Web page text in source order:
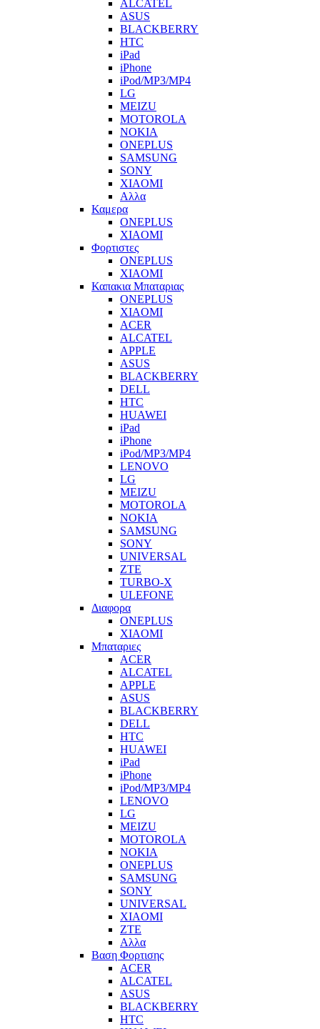
ALCATEL
ASUS
BLACKBERRY
HTC
iPad
iPhone
iPod/MP3/MP4
LG
MEIZU
MOTOROLA
NOKIA
ONEPLUS
SAMSUNG
SONY
XIAOMI
Αλλα
Καμερα
ONEPLUS
XIAOMI
Φορτιστες
ONEPLUS
XIAOMI
Καπακια Μπαταριας
ONEPLUS
XIAOMI
ACER
ALCATEL
APPLE
ASUS
BLACKBERRY
DELL
HTC
HUAWEI
iPad
iPhone
iPod/MP3/MP4
LENOVO
LG
MEIZU
MOTOROLA
NOKIA
SAMSUNG
SONY
UNIVERSAL
ZTE
TURBO-X
ULEFONE
Διαφορα
ONEPLUS
XIAOMI
Μπαταριες
ACER
ALCATEL
APPLE
ASUS
BLACKBERRY
DELL
HTC
HUAWEI
iPad
iPhone
iPod/MP3/MP4
LENOVO
LG
MEIZU
MOTOROLA
NOKIA
ONEPLUS
SAMSUNG
SONY
UNIVERSAL
XIAOMI
ZTE
Αλλα
Βαση Φορτισης
ACER
ALCATEL
ASUS
BLACKBERRY
HTC